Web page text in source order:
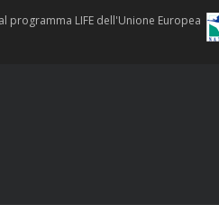
programma LIFE dell'Unione Europea